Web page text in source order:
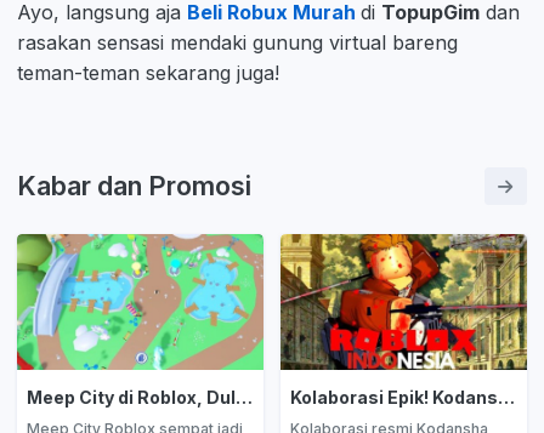
Ayo, langsung aja Beli Robux Murah di TopupGim dan
rasakan sensasi mendaki gunung virtual bareng
teman-teman sekarang juga!
Kabar dan Promosi
Meep City di Roblox, Dulu Ramai Kini Sepi: Apa yang Terjadi?
Meep City Roblox sempat jadi
Kolaborasi Epik! Kodansha Resmi Umumkan Game Attack on Titan di Roblox
Kolaborasi resmi Kodansha